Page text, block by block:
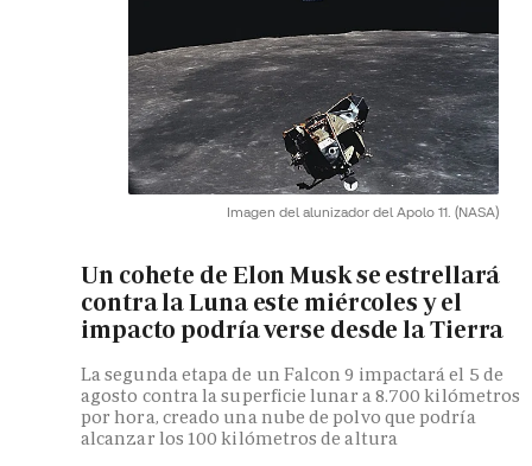
Imagen del alunizador del Apolo 11. (NASA)
Un cohete de Elon Musk se estrellará
contra la Luna este miércoles y el
impacto podría verse desde la Tierra
La segunda etapa de un Falcon 9 impactará el 5 de
agosto contra la superficie lunar a 8.700 kilómetros
por hora, creado una nube de polvo que podría
alcanzar los 100 kilómetros de altura